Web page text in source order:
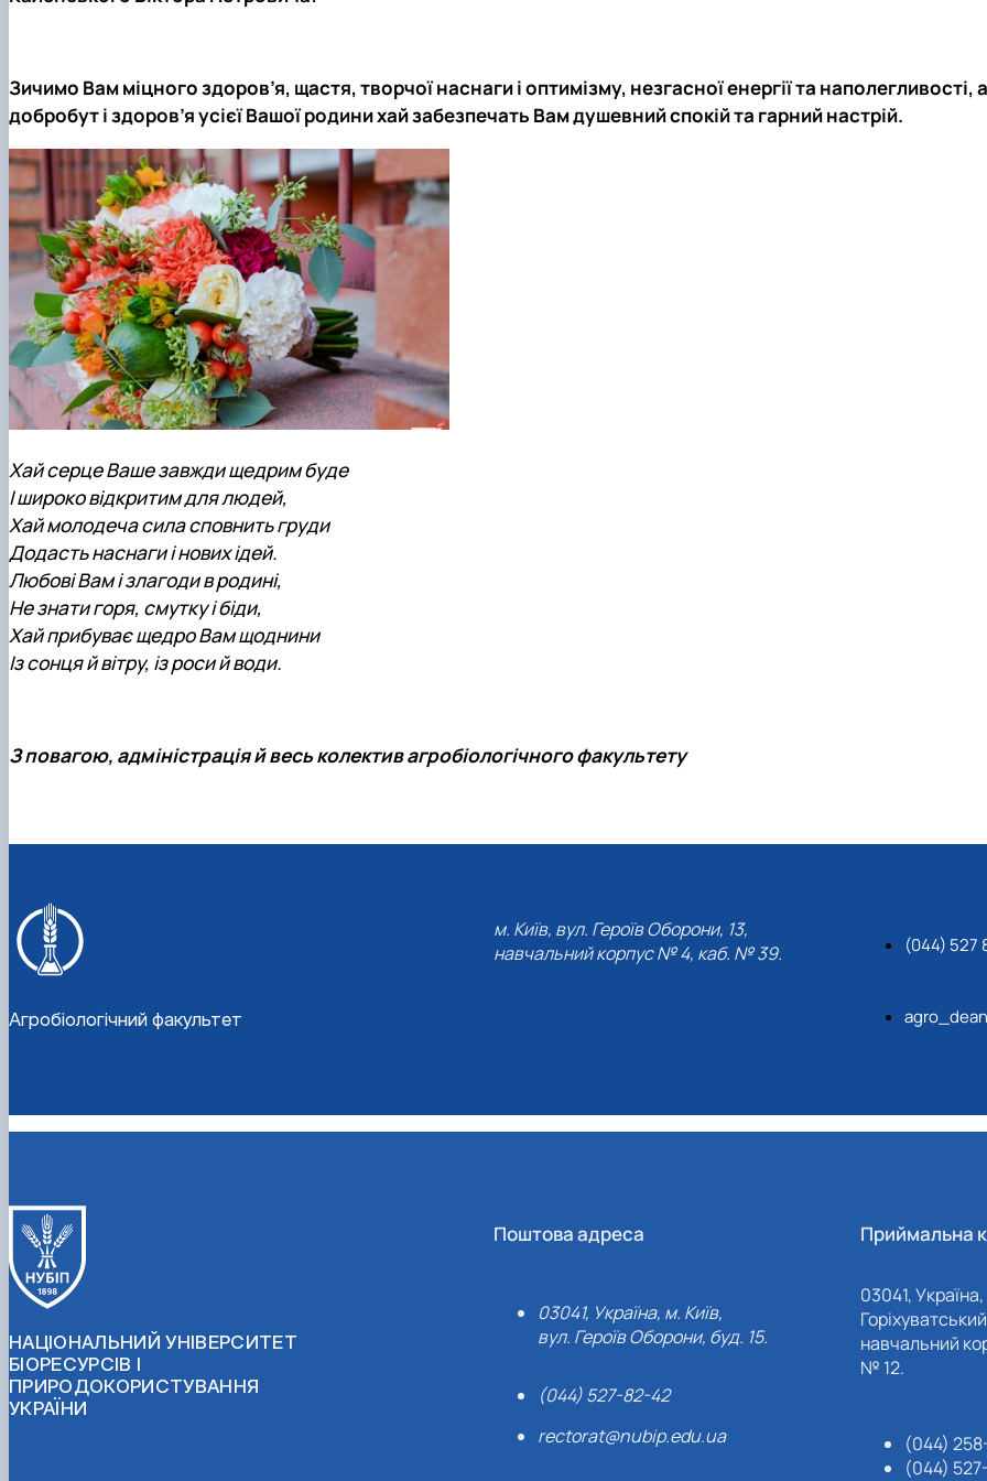
Кафедра садівництва ім. проф. В.Л. Симиренка
Кафедра технології зберігання, переробки та стандартизації продукції рослинницт…
Колегіальні органи
Зичимо Вам міцного здоров’я, щастя, творчої наснаги і оптимізму, незгасної енергії та наполегливості,
добробут і здоров’я усієї Вашої родини хай забезпечать Вам душевний спокій та гарний настрій.
Хай серце Ваше завжди щедрим буде
І широко відкритим для людей,
Хай молодеча сила сповнить груди
Додасть наснаги і нових ідей.
Любові Вам і злагоди в родині,
Не знати горя, смутку і біди,
Хай прибуває щедро Вам щоднини
Із сонця й вітру, із роси й води.
З повагою, адміністрація й весь колектив агробіологічного факультету
Агробіологічний факультет
м. Київ, вул. Героїв Оборони, 13,
навчальний корпус № 4, каб. № 39.
(044) 527
НАЦІОНАЛЬНИЙ УНІВЕРСИТЕТ
БІОРЕСУРСІВ І
ПРИРОДОКОРИСТУВАННЯ
УКРАЇНИ
Поштова адреса
03041, Україна, м. Київ,
вул. Героїв Оборони, буд. 15.
(044) 527-82-42
rectorat@nubip.edu.ua
Приймальна
03041,
навчальний
№ 12.
(044)
(044)